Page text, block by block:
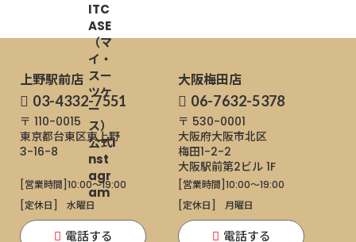
上野駅前店
03-4332-7551
〒 110-0015
東京都台東区東上野
3-16-8
[営業時間] 10:00～19:00
[定休日]
水曜日
電話する
大阪梅田店
06-7632-5378
〒 530-0001
大阪府大阪市北区
梅田1-2-2
大阪駅前第2ビル 1F
[営業時間] 10:00～19:00
[定休日]
月曜日
電話する